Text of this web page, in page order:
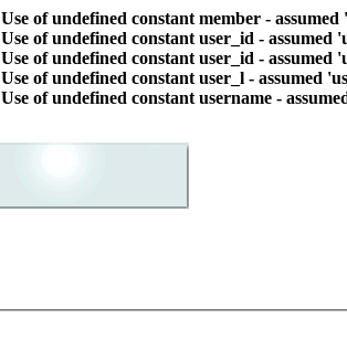
Use of undefined constant member -
Use of undefined constant user_id -
Use of undefined constant user_id -
Use of undefined constant user_l - assumed
Use of undefined constant username -